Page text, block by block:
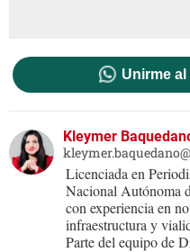
Unirme
Kleymer
Licenciada en
Nacional Autónoma
con experiencia en
infraestructura y
Parte del equipo de